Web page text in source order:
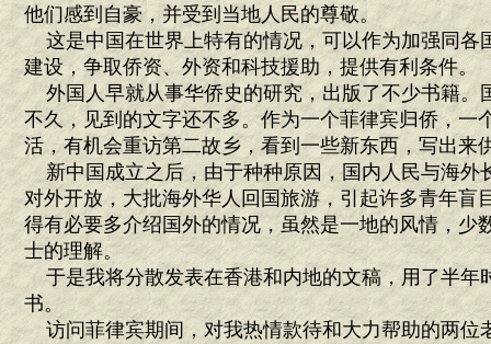
他们感到自豪，并受到当地人民的尊敬。
这是中国在世界上特有的情况，可以作为加强同各
建设，争取侨资、外资和科技援助，提供有利条件。
外国人早就从事华侨史的研究，出版了不少书籍。
不久，见到的文字还不多。作为一个菲律宾归侨，一
活，有机会重访第二故乡，看到一些新东西，写出来
新中国成立之后，由于种种原因，国内人民与海外
对外开放，大批海外华人回国旅游，引起许多青年盲
得有必要多介绍国外的情况，虽然是一地的风情，少
士的理解。
于是我将分散发表在香港和内地的文稿，用了半年
书。
访问菲律宾期间，对我热情款待和大力帮助的两